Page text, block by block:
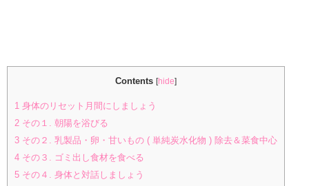
Contents [hide]
1 身体のリセット月間にしましょう
2 その１. 朝陽を浴びる
3 その２. 乳製品・卵・甘いもの ( 単純炭水化物 ) 除去＆菜食中心
4 その３. ゴミ出し食材を食べる
5 その４. 身体と対話しましょう